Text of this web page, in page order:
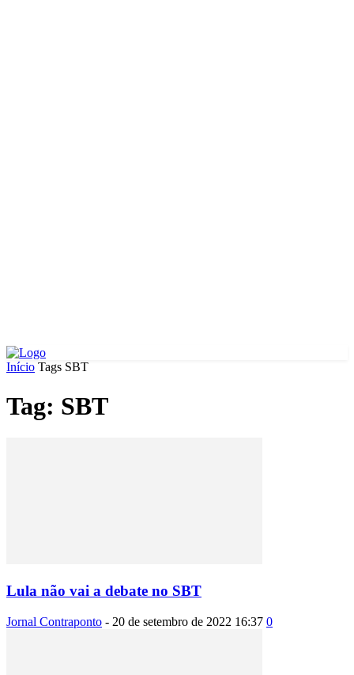
Início Tags SBT
Tag: SBT
Lula não vai a debate no SBT
Jornal Contraponto - 20 de setembro de 2022 16:37 0